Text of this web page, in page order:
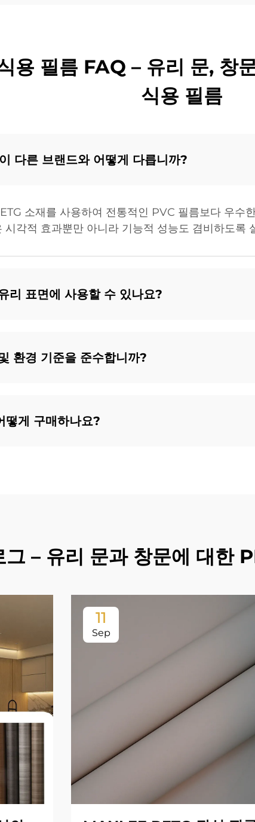
용 필름 FAQ – 유리 문, 창
식용 필름
다른 브랜드와 어떻게 다릅니까?
소재를 사용하여 전통적인 PVC 필름보다 우수
시각적 효과뿐만 아니라 기능적 성능도 겸비하도록
리 표면에 사용할 수 있나요?
환경 기준을 준수합니까?
떻게 구매하나요?
– 유리 문과 창문에 대한
11
Sep